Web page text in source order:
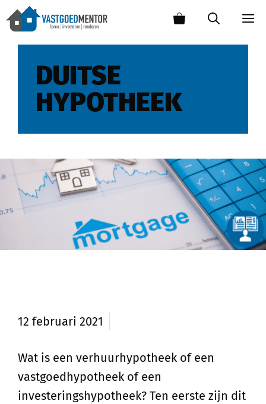
DUITSE
HYPOTHEEK
12 februari 2021
Wat is een verhuurhypotheek of een
vastgoedhypotheek of een
investeringshypotheek? Ten eerste zijn dit